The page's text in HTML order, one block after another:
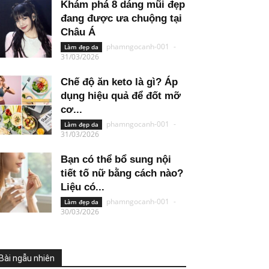
Khám phá 8 dáng mũi đẹp
đang được ưa chuộng tại
Châu Á
Làm đẹp da phamngocanh-001
-
31/03/2026
Chế độ ăn keto là gì? Áp
dụng hiệu quả để đốt mỡ
cơ...
Làm đẹp da phamngocanh-001
-
31/03/2026
Bạn có thể bổ sung nội
tiết tố nữ bằng cách nào?
Liệu có...
Làm đẹp da phamngocanh-001
-
30/03/2026
ngẫu nhiên